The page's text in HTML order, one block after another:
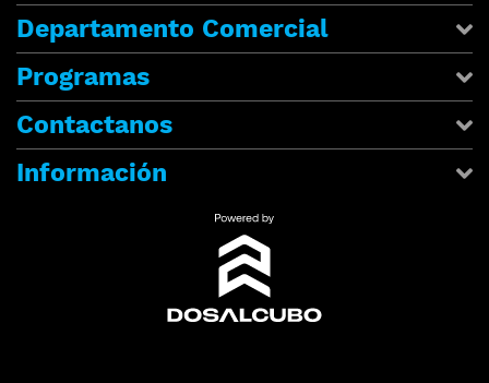
Departamento Comercial
Programas
Contactanos
Información